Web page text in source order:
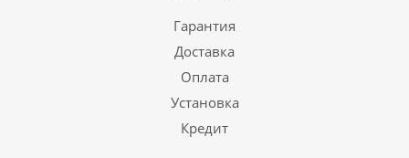
Гарантия
Доставка
Оплата
Установка
Кредит